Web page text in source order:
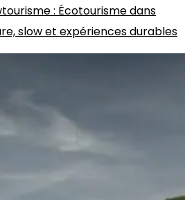
: Écotourisme dans
slow et expériences durables